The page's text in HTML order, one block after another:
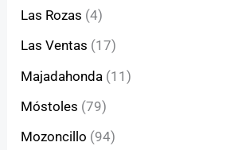
Las Rozas (4)
Las Ventas (17)
Majadahonda (11)
Móstoles (79)
Mozoncillo (94)